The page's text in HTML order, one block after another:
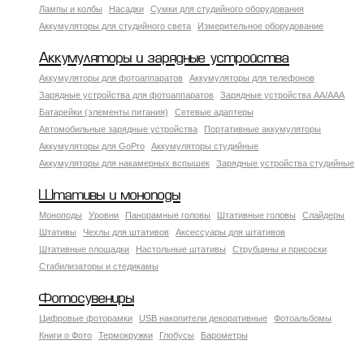
Лампы и колбы
Насадки
Сумки для студийного оборудования
Аккумуляторы для студийного света
Измерительное оборудование
Аккумуляторы и зарядные устройства
Аккумуляторы для фотоаппаратов
Аккумуляторы для телефонов
Зарядные устройства для фотоаппаратов
Зарядные устройства AA/AAA
Батарейки (элементы питания)
Сетевые адаптеры
Автомобильные зарядные устройства
Портативные аккумуляторы
Аккумуляторы для GoPro
Аккумуляторы студийные
Аккумуляторы для накамерных вспышек
Зарядные устройства студийные
Штативы и моноподы
Моноподы Уровни Панорамные головы Штативные головы
Слайдеры
Штативы
Чехлы для штативов
Аксессуары для штативов
Штативные площадки
Настольные штативы
Струбцины и присоски
Стабилизаторы и стедикамы
Фотосувениры
Цифровые фоторамки USB накопители декоративные
Фотоальбомы
Книги о Фото
Термокружки Глобусы Барометры